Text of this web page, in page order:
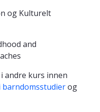
og Kulturelt
and
andre kurs innen
barndomsstudierog